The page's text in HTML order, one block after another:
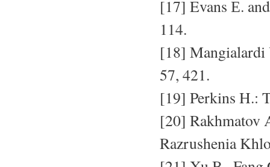
[17] Evans Е.
114.
[18] Mangialardi
57, 421.
[19] Perkins H.:
[20] Rakhmatov
Razrushenia